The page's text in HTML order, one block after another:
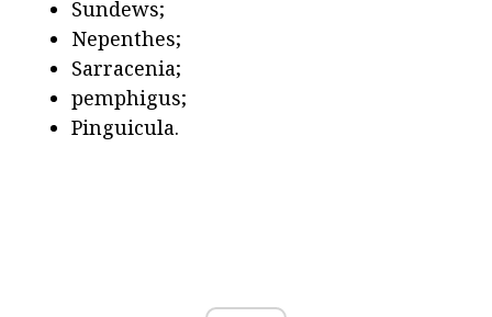
Sundews;
Nepenthes;
Sarracenia;
pemphigus;
Pinguicula.